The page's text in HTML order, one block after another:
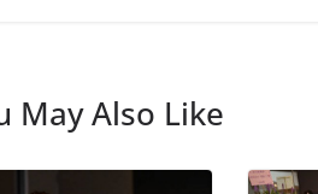
May Also Like